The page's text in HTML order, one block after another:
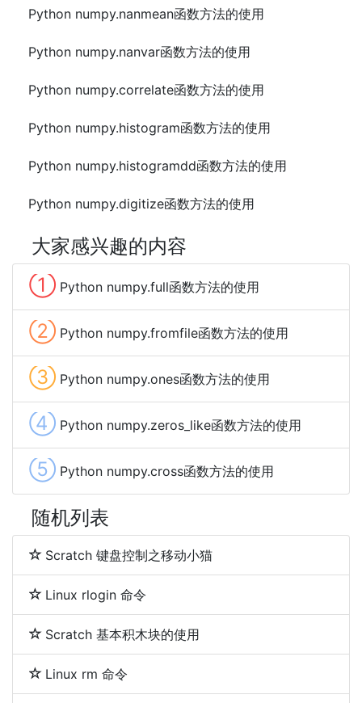
Python numpy.nanmean函数方法的使用
Python numpy.nanvar函数方法的使用
Python numpy.correlate函数方法的使用
Python numpy.histogram函数方法的使用
Python numpy.histogramdd函数方法的使用
Python numpy.digitize函数方法的使用
大家感兴趣的内容
① Python numpy.full函数方法的使用
② Python numpy.fromfile函数方法的使用
③ Python numpy.ones函数方法的使用
④ Python numpy.zeros_like函数方法的使用
⑤ Python numpy.cross函数方法的使用
随机列表
Scratch 键盘控制之移动小猫
Linux rlogin 命令
Scratch 基本积木块的使用
Linux rm 命令